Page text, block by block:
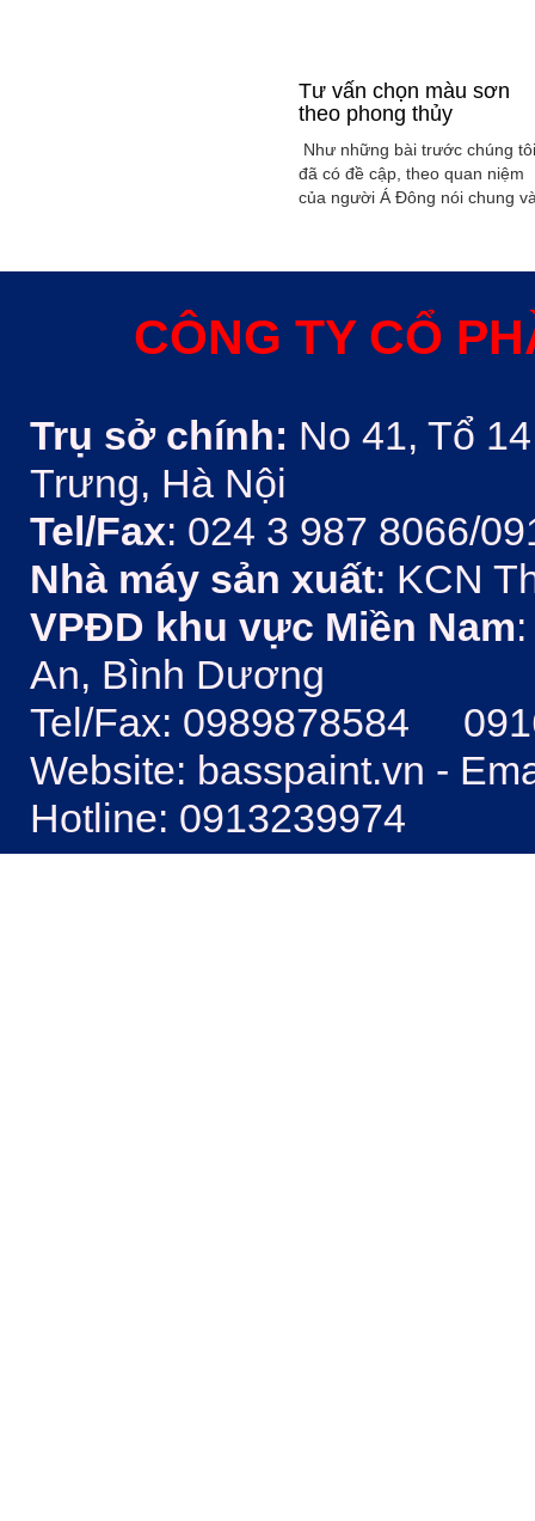
Tư vấn chọn màu sơn
theo phong thủy
Như những bài trước chúng tôi
đã có đề cập, theo quan niệm
của người Á Đông nói chung
xây dụng nhà ở hoặc bất kỳ
thủy trong ngôi nhà thường
được quyết định bởi các nhân
CÔNG TY CỔ
Trụ sở chính: No 41, Tổ
Trưng, Hà Nội
Tel/Fax: 024 3 987 8066/
Nhà máy sản xuất: KCN
VPĐD khu vực Miền Nam
An, Bình Dương
Tel/Fax: 0989878584
Website: basspaint.vn -
Hotline: 0913239974